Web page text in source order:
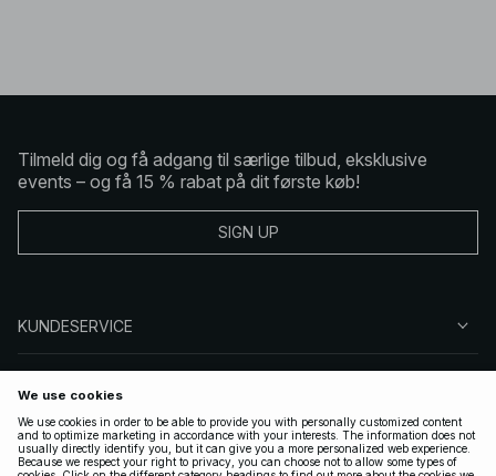
Tilmeld dig og få adgang til særlige tilbud, eksklusive
events – og få 15 % rabat på dit første køb!
SIGN UP
KUNDESERVICE
FØLG OS